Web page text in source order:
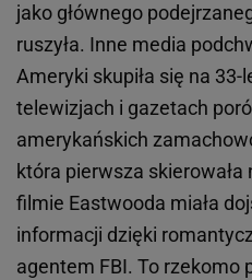
jako głównego
ruszyła. Inne media
Ameryki skupiła się na
telewizjach i gazetach
amerykańskich
która pierwsza
filmie Eastwooda miała
informacji dzięki
agentem FBI. To rzekomo